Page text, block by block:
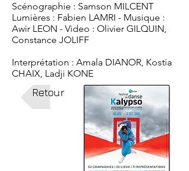
Scénographie : Samson MILCENT
Lumières : Fabien LAMRI - Musique :
Awir LEON - Video : Olivier GILQUIN,
Constance JOLIFF
Interprétation : Amala DIANOR, Kostia
CHAIX, Ladji KONE
Retour